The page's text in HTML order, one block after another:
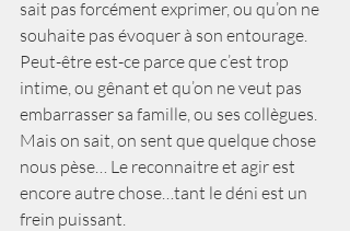
sait pas forcément exprimer, ou qu’on ne
souhaite pas évoquer à son entourage.
Peut-être est-ce parce que c’est trop
intime, ou gênant et qu’on ne veut pas
embarrasser sa famille, ou ses collègues.
Mais on sait, on sent que quelque chose
nous pèse… Le reconnaitre et agir est
encore autre chose…tant le déni est un
frein puissant.